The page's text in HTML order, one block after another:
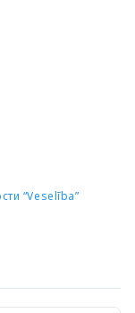
“Veselība”